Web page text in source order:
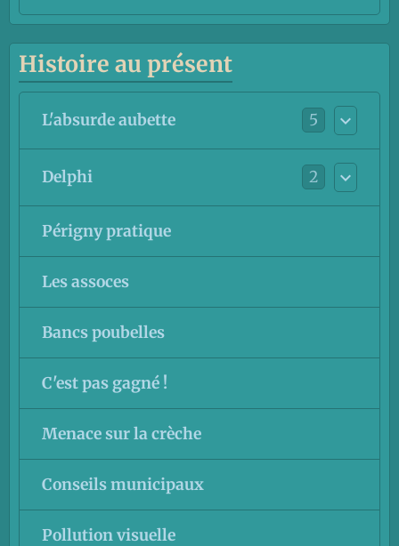
Histoire au présent
L'absurde aubette 5
Delphi 2
Périgny pratique
Les assoces
Bancs poubelles
C'est pas gagné !
Menace sur la crèche
Conseils municipaux
Pollution visuelle